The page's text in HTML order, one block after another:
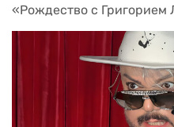
«Рождество с Григорием